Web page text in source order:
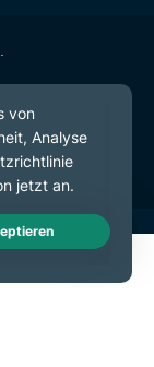
Live Chat